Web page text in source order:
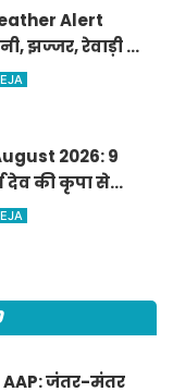
Alert
झज्जर, रेवाड़ी और
का येलो
2026: 9
देव की कृपा से
की किस्मत,
जंतर-मंतर